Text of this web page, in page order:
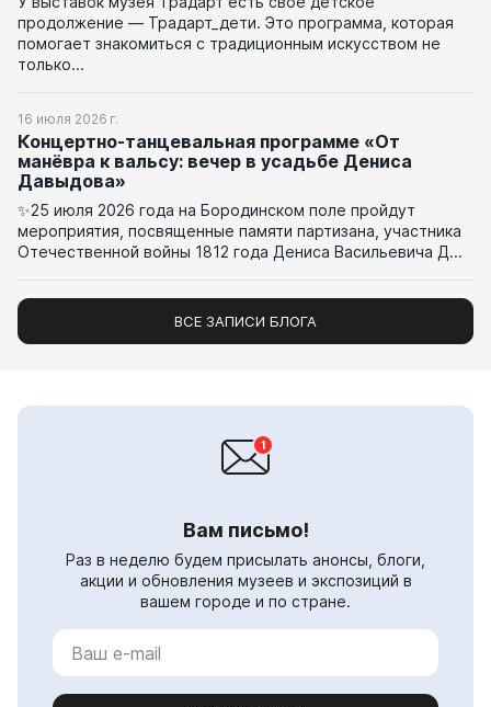
продолжение — Традарт_дети. Это программа, которая
помогает знакомиться с традиционным искусством не
только...
16 июля 2026 г.
Концертно-танцевальная программе «От
манёвра к вальсу: вечер в усадьбе Дениса
Давыдова»
✨25 июля 2026 года на Бородинском поле пройдут
мероприятия, посвященные памяти партизана, участника
Отечественной войны 1812 года Дениса Васильевича Д...
ВСЕ ЗАПИСИ БЛОГА
Вам письмо!
Раз в неделю будем присылать анонсы, блоги,
акции и обновления музеев и экспозиций в
вашем городе и по стране.